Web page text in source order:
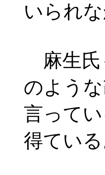
いられ
麻生氏
のよう
言って
得ている